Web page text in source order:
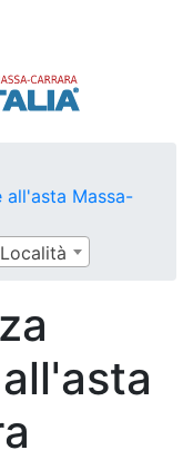
Massa-